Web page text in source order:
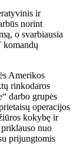
ir
norint
o svarbiausia
komandų
Amerikos
rinkodaros
darbo grupės
operacijos
kokybę ir
nuo
prijungtomis